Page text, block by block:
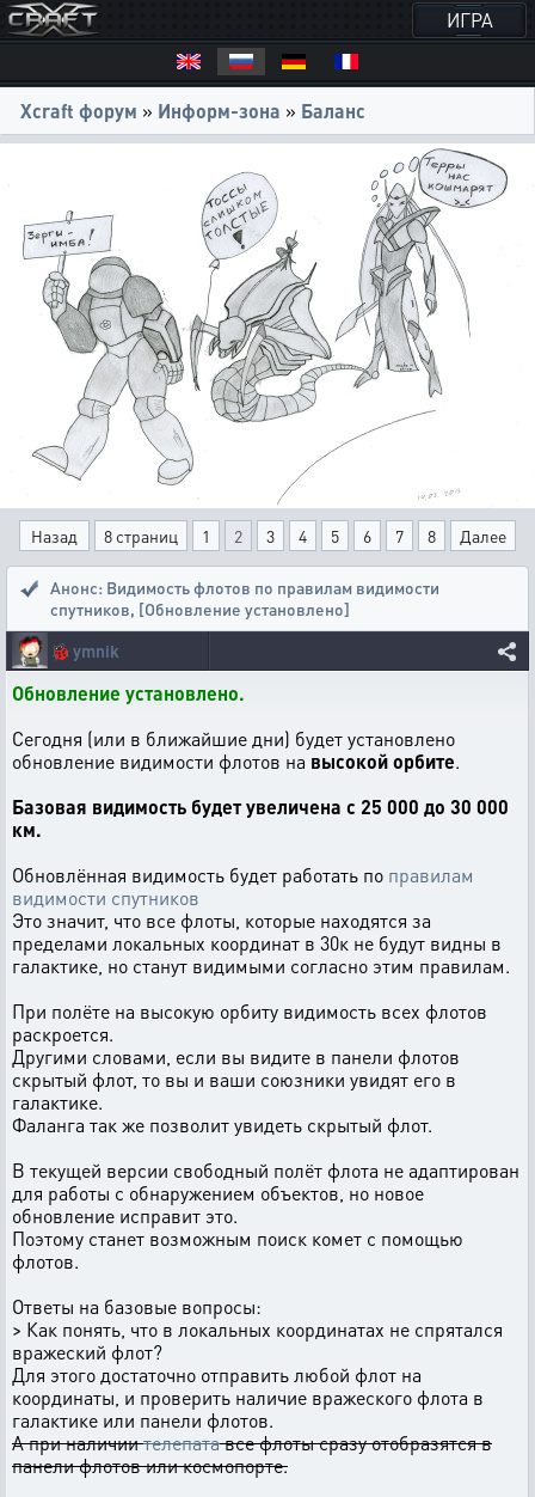
ИГРА
Xcraft форум » Информ-зона » Баланс
Назад 8 страниц 1 2 3 4 5 6 7 8 Далее
Анонс: Видимость флотов по правилам видимости
спутников, [Обновление установлено]
🐞 ymnik
Обновление установлено.
Сегодня (или в ближайшие дни) будет установлено
обновление видимости флотов на высокой орбите.
Базовая видимость будет увеличена с 25 000 до 30 000
км.
Обновлённая видимость будет работать по правилам
видимости спутников
Это значит, что все флоты, которые находятся за
пределами локальных координат в 30к не будут видны в
галактике, но станут видимыми согласно этим правилам.
При полёте на высокую орбиту видимость всех флотов
раскроется.
Другими словами, если вы видите в панели флотов
скрытый флот, то вы и ваши союзники увидят его в
галактике.
Фаланга так же позволит увидеть скрытый флот.
В текущей версии свободный полёт флота не адаптирован
для работы с обнаружением объектов, но новое
обновление исправит это.
Поэтому станет возможным поиск комет с помощью
флотов.
Ответы на базовые вопросы:
> Как понять, что в локальных координатах не спрятался
вражеский флот?
Для этого достаточно отправить любой флот на
координаты, и проверить наличие вражеского флота в
галактике или панели флотов.
А при наличиителепатавсе флоты сразу отобразятся в
панели флотов или космопорте.